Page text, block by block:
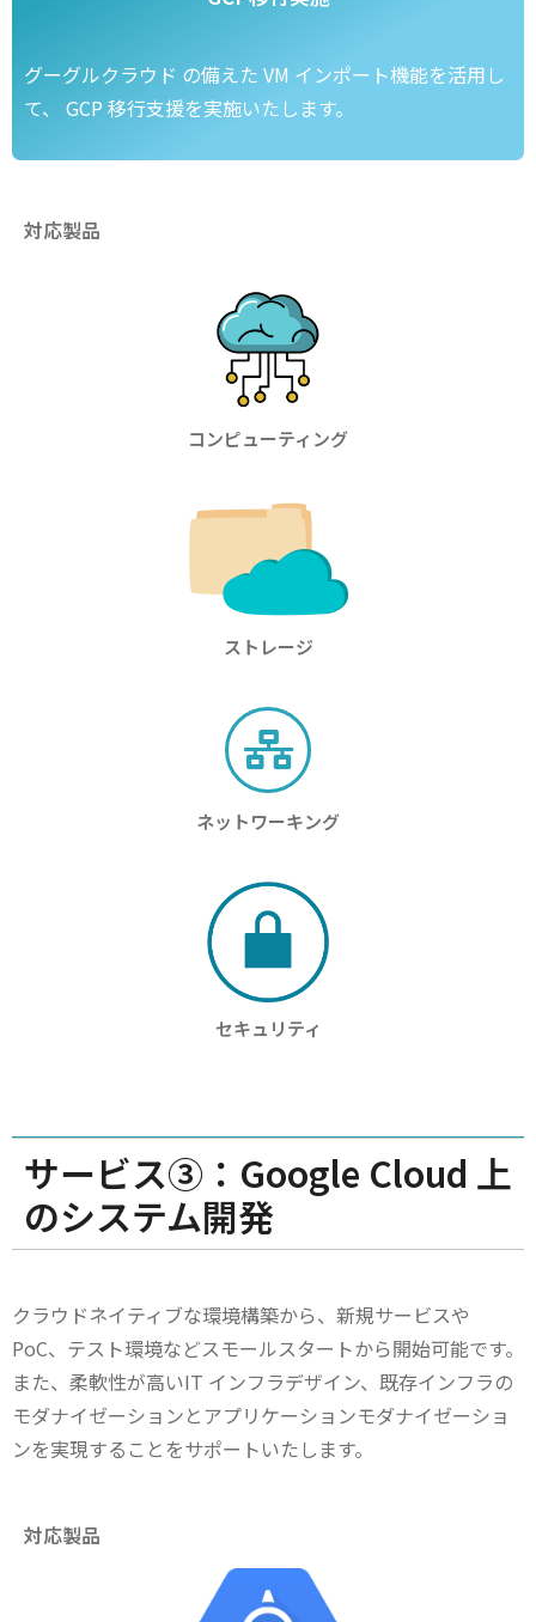
グーグルクラウド の備えた VM インポート機能を活用し
て、 GCP 移行支援を実施いたします。
対応製品
コンピューティング
ストレージ
ネットワーキング
セキュリティ
サービス③：Google Cloud 上
のシステム開発
クラウドネイティブな環境構築から、新規サービスや
PoC、テスト環境などスモールスタートから開始可能です。
また、柔軟性が高いIT インフラデザイン、既存インフラの
モダナイゼーションとアプリケーションモダナイゼーショ
ンを実現することをサポートいたします。
対応製品